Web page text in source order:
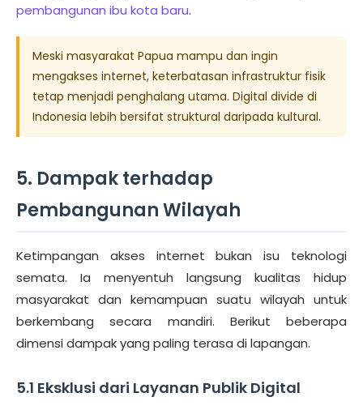
pembangunan ibu kota baru.
Meski masyarakat Papua mampu dan ingin
mengakses internet, keterbatasan infrastruktur fisik
tetap menjadi penghalang utama. Digital divide di
Indonesia lebih bersifat struktural daripada kultural.
5. Dampak terhadap
Pembangunan Wilayah
Ketimpangan akses internet bukan isu teknologi
semata. Ia menyentuh langsung kualitas hidup
masyarakat dan kemampuan suatu wilayah untuk
berkembang secara mandiri. Berikut beberapa
dimensi dampak yang paling terasa di lapangan.
5.1 Eksklusi dari Layanan Publik Digital